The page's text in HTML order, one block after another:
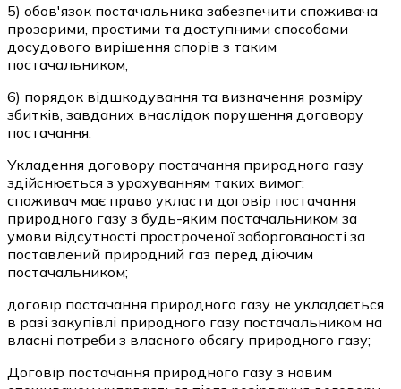
5) обов'язок постачальника забезпечити споживача
прозорими, простими та доступними способами
досудового вирішення спорів з таким
постачальником;
6) порядок відшкодування та визначення розміру
збитків, завданих внаслідок порушення договору
постачання.
Укладення договору постачання природного газу
здійснюється з урахуванням таких вимог:
споживач має право укласти договір постачання
природного газу з будь-яким постачальником за
умови відсутності простроченої заборгованості за
поставлений природний газ перед діючим
постачальником;
договір постачання природного газу не укладається
в разі закупівлі природного газу постачальником на
власні потреби з власного обсягу природного газу;
Договір постачання природного газу з новим